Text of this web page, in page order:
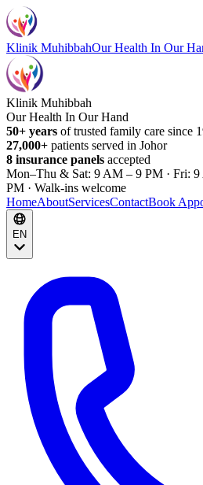
Klinik MuhibbahOur Health In Our
Klinik Muhibbah
Our Health In Our Hand
50+ years of trusted family care since
27,000+ patients served in Johor
8 insurance panels accepted
Mon–Thu & Sat: 9 AM – 9 PM · Fri:
PM · Walk-ins welcome
HomeAboutServicesContactBook
EN